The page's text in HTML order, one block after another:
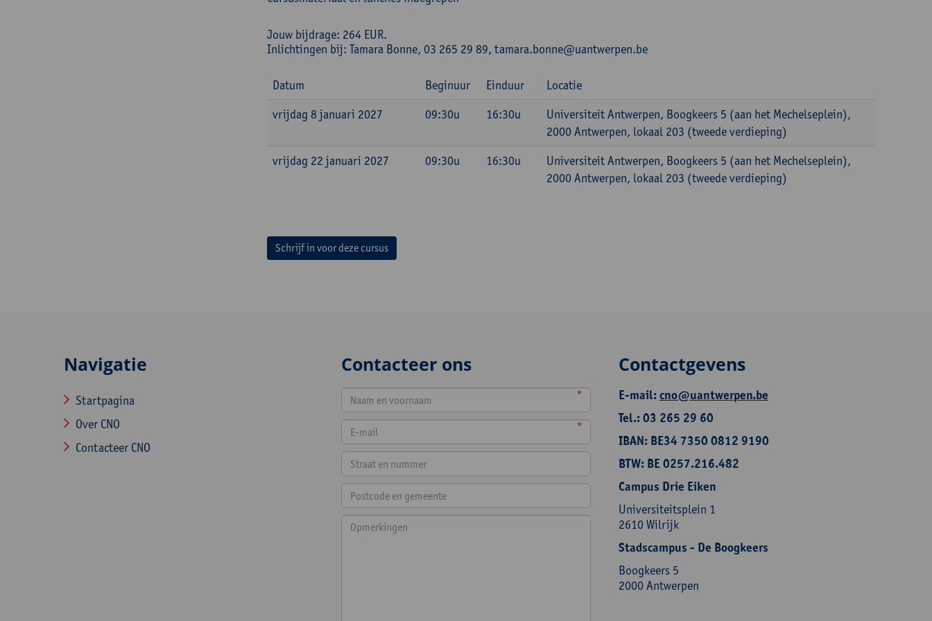
Jouw bijdrage: 264 EUR.
Inlichtingen bij: Tamara Bonne, 03 265 29 89, tamara.bonne@uantwerpen.be
Datum Beginuur Einduur
Locatie
vrijdag 8 januari 2027
09:30u 16:30u
Universiteit Antwerpen, Boogkeers 5 (aan het Mechelseplein),
2000 Antwerpen, lokaal 203 (tweede verdieping)
vrijdag 22 januari 2027
09:30u 16:30u
Universiteit Antwerpen, Boogkeers 5 (aan het Mechelseplein),
2000 Antwerpen, lokaal 203 (tweede verdieping)
Schrijf in voor deze cursus
Navigatie
Startpagina
Over CNO
Contacteer CNO
Contacteer ons
*
*
Contactgevens
E-mail:cno@uantwerpen.be
Tel.: 03 265 29 60
IBAN: BE34 7350 0812 9190
BTW: BE 0257.216.482
Campus Drie Eiken
Universiteitsplein 1
2610 Wilrijk
Stadscampus - De Boogkeers
Boogkeers 5
2000 Antwerpen